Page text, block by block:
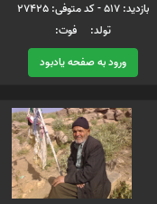
بازدید: 517 - کد متوفی: 27425
تولد: فوت:
ورود به صفحه یادبود